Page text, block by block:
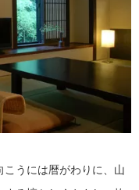
うには暦がわりに、山